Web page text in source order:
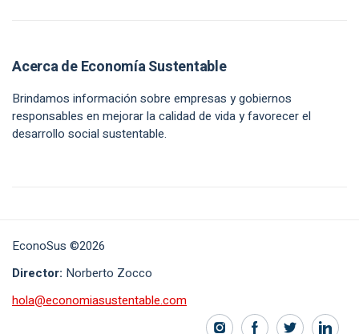
Acerca de Economía Sustentable
Brindamos información sobre empresas y gobiernos
responsables en mejorar la calidad de vida y favorecer el
desarrollo social sustentable.
EconoSus ©2026
Director: Norberto Zocco
hola@economiasustentable.com